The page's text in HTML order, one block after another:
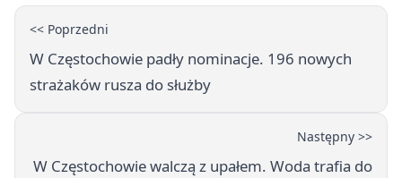
<< Poprzedni
W Częstochowie padły nominacje. 196 nowych
strażaków rusza do służby
Następny >>
W Częstochowie walczą z upałem. Woda trafia do